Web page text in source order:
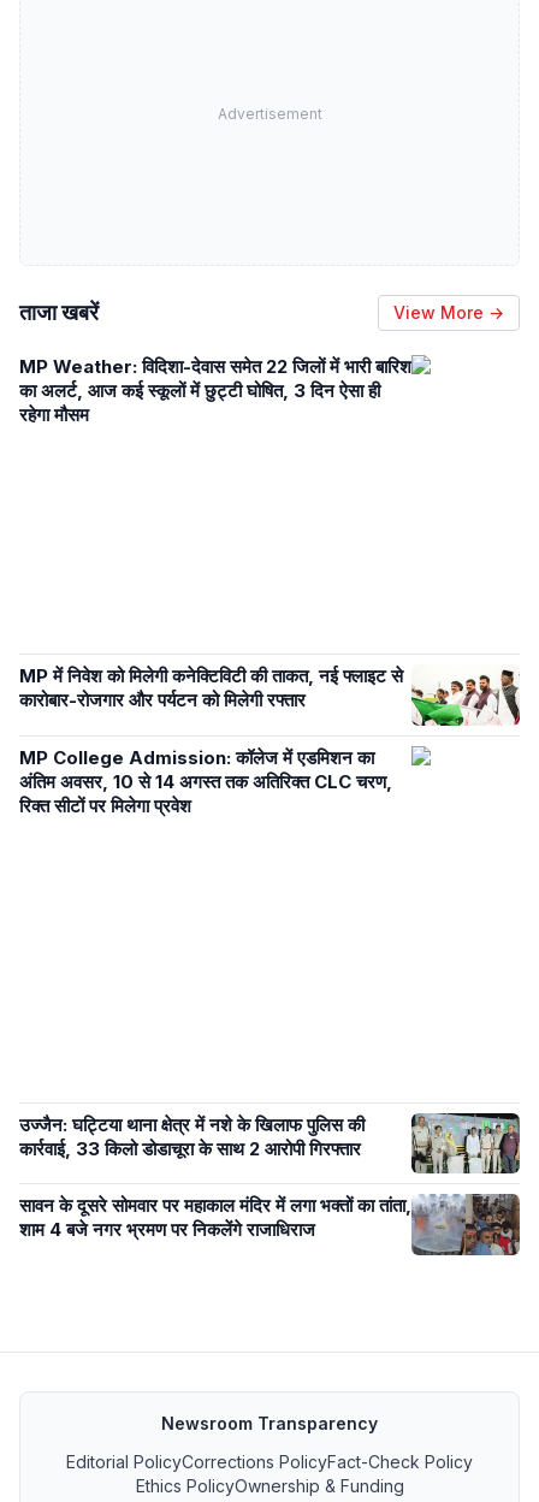
Advertisement
ताजा खबरें View More →
MP Weather: विदिशा-देवास समेत 22 जिलों में भारी बारिश
का अलर्ट, आज कई स्कूलों में छुट्टी घोषित, 3 दिन ऐसा ही
रहेगा मौसम
MP में निवेश को मिलेगी कनेक्टिविटी की ताकत, नई फ्लाइट से
कारोबार-रोजगार और पर्यटन को मिलेगी रफ्तार
MP College Admission: कॉलेज में एडमिशन का
अंतिम अवसर, 10 से 14 अगस्त तक अतिरिक्त CLC चरण,
रिक्त सीटों पर मिलेगा प्रवेश
उज्जैन: घट्टिया थाना क्षेत्र में नशे के खिलाफ पुलिस की
कार्रवाई, 33 किलो डोडाचूरा के साथ 2 आरोपी गिरफ्तार
सावन के दूसरे सोमवार पर महाकाल मंदिर में लगा भक्तों का तांता,
शाम 4 बजे नगर भ्रमण पर निकलेंगे राजाधिराज
Newsroom Transparency
Editorial PolicyCorrections PolicyFact-Check Policy
Ethics PolicyOwnership & Funding